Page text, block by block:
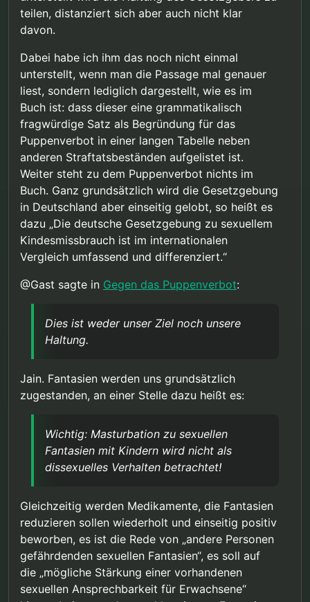
Fantasie und Verhalten aus. Ich empfehle Ihnen,
sich selbst ein Bild zu machen.
teilen, distanziert sich aber auch nicht klar
davon.
Dabei habe ich ihm das noch nicht einmal
unterstellt, wenn man die Passage mal genauer
liest, sondern lediglich dargestellt, wie es im
Buch ist: dass dieser eine grammatikalisch
fragwürdige Satz als Begründung für das
Puppenverbot in einer langen Tabelle neben
anderen Straftatsbeständen aufgelistet ist.
Weiter steht zu dem Puppenverbot nichts im
Buch. Ganz grundsätzlich wird die Gesetzgebung
in Deutschland aber einseitig gelobt, so heißt es
dazu „Die deutsche Gesetzgebung zu sexuellem
Kindesmissbrauch ist im internationalen
Vergleich umfassend und differenziert.“
@Gast sagte in Gegen das Puppenverbot:
Dies ist weder unser Ziel noch unsere
Haltung.
Jain. Fantasien werden uns grundsätzlich
zugestanden, an einer Stelle dazu heißt es:
Wichtig: Masturbation zu sexuellen
Fantasien mit Kindern wird nicht als
dissexuelles Verhalten betrachtet!
Gleichzeitig werden Medikamente, die Fantasien
reduzieren sollen wiederholt und einseitig positiv
beworben, es ist die Rede von „andere Personen
gefährdenden sexuellen Fantasien“, es soll auf
die „mögliche Stärkung einer vorhandenen
sexuellen Ansprechbarkeit für Erwachsene“